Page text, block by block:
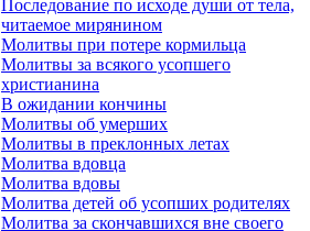
Последование по исходе души от тела,
читаемое мирянином
Молитвы при потере кормильца
Молитвы за всякого усопшего
христианина
В ожидании кончины
Молитвы об умерших
Молитвы в преклонных летах
Молитва вдовца
Молитва вдовы
Молитва детей об усопших родителях
Молитва за скончавшихся вне своего